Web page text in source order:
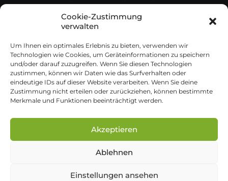
Cookie-Zustimmung
verwalten
Um Ihnen ein optimales Erlebnis zu bieten, verwenden wir
Technologien wie Cookies, um Geräteinformationen zu speichern
und/oder darauf zuzugreifen. Wenn Sie diesen Technologien
zustimmen, können wir Daten wie das Surfverhalten oder
eindeutige IDs auf dieser Website verarbeiten. Wenn Sie deine
Zustimmung nicht erteilen oder zurückziehen, können bestimmte
Merkmale und Funktionen beeinträchtigt werden.
Akzeptieren
Ablehnen
Einstellungen ansehen
Kontakt
Impressum
Datenschutz
Cookie-Richtlinie
Allgemeine Geschäftsbedingungen
© 2026 innSIGN Werbeagentur